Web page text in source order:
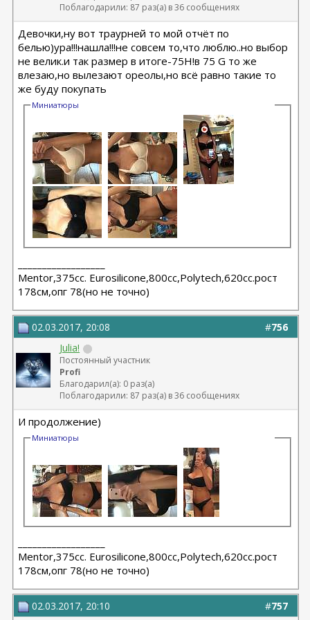
Поблагодарили: 87 раз(а) в 36 сообщениях
Девочки,ну вот траурней то мой отчёт по
белью)ура!!!нашла!!!не совсем то,что люблю..но выбор
не велик.и так размер в итоге-75H!в 75 G то же
влезаю,но вылезают ореолы,но всё равно такие то
же буду покупать
Миниатюры
Мentor,375cc. Eurosilicone,800cc,Polytech,620cc.рост
178см,опг 78(но не точно)
#756
02.03.2017, 20:08
Julia!
Постоянный участник
Profi
Благодарил(а): 0 раз(а)
Поблагодарили: 87 раз(а) в 36 сообщениях
И продолжение)
Миниатюры
Мentor,375cc. Eurosilicone,800cc,Polytech,620cc.рост
178см,опг 78(но не точно)
#757
02.03.2017, 20:10